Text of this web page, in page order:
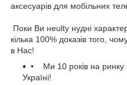
аксесуарів для мобільних
Поки Ви неulty нудні
кілька 100% доказів того,
в Нас!
• Ми 10 років на ринку
Україні!